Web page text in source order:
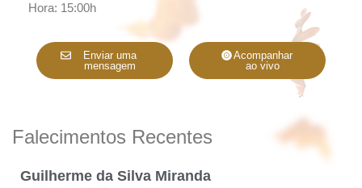
Hora: 15:00h
Enviar uma
mensagem
Acompanhar
ao vivo
Falecimentos Recentes
Guilherme da Silva Miranda